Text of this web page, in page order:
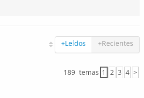
+Leídos +Recientes
189 temas 1 2 3 4 >